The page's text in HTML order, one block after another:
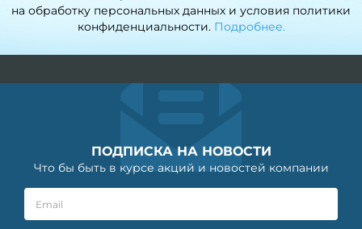
на обработку персональных данных и условия политики
конфиденциальности. Подробнее.
ПОДПИСКА НА НОВОСТИ
Что бы быть в курсе акций и новостей компании